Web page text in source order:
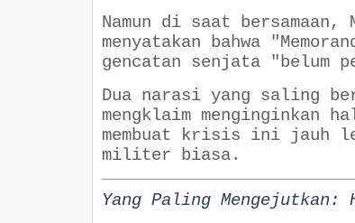
Namun di saat
menyatakan bahwa
gencatan senjata "belum
Dua narasi yang saling
mengklaim menginginkan
membuat krisis ini jauh
militer biasa.
Yang Paling Mengejutkan: